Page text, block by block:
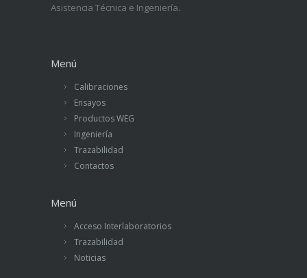
Asistencia Técnica e Ingeniería.
Menú
Calibraciones
Ensayos
Productos WEG
Ingeniería
Trazabilidad
Contactos
Menú
Acceso Interlaboratorios
Trazabilidad
Noticias